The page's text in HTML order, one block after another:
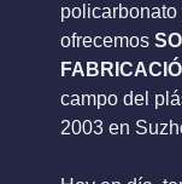
policarbonato
ofrecemos
campo del
2003 en